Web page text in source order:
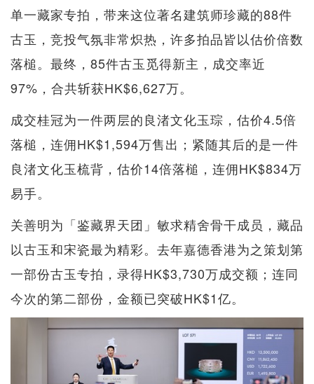
单一藏家专拍，带来这位著名建筑师珍藏的88件
古玉，竞投气氛非常炽热，许多拍品皆以估价倍数
落槌。最终，85件古玉觅得新主，成交率近
97%，合共斩获HK$6,627万。
成交桂冠为一件两层的良渚文化玉琮，估价4.5倍
落槌，连佣HK$1,594万售出；紧随其后的是一件
良渚文化玉梳背，估价14倍落槌，连佣HK$834万
易手。
关善明为「鉴藏界天团」敏求精舍骨干成员，藏品
以古玉和宋瓷最为精彩。去年嘉德香港为之策划第
一部份古玉专拍，录得HK$3,730万成交额；连同
今次的第二部份，金额已突破HK$1亿。